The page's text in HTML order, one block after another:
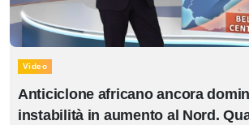
Video
Anticiclone africano ancora
instabilità in aumento al Nord.